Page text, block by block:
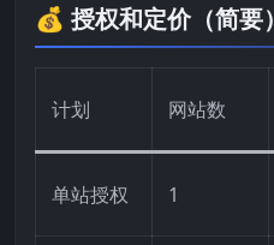
💰 授权和定价（简要）
计划 网站数
单站授权 1